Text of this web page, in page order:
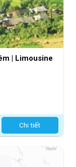
| Limousine
Chi tiết